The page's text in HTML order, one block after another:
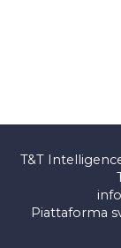
T&T
Piattaforma